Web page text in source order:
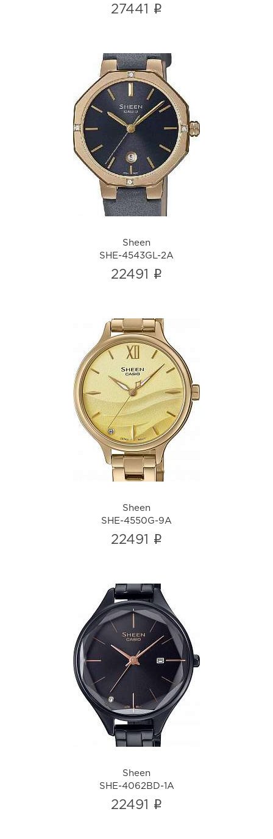
27441 i
Sheen
SHE-4543GL-2A
i
Sheen
SHE-4543GL-2A
22491 i
Sheen
SHE-4550G-9A
i
Sheen
SHE-4550G-9A
22491 i
Sheen
SHE-4062BD-1A
Sheen
SHE-4062BD-1A
22491 i